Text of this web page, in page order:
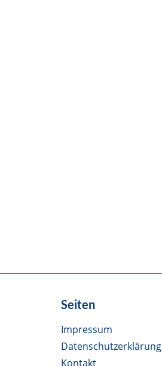
Seiten
Impressum
Datenschutzerklärung
Kontakt